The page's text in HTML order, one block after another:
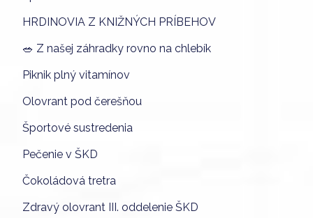
HRDINOVIA Z KNIŽNÝCH PRÍBEHOV
🥗 Z našej záhradky rovno na chlebík
Piknik plný vitamínov
Olovrant pod čerešňou
Športové sustredenia
Pečenie v ŠKD
Čokoládová tretra
Zdravý olovrant III. oddelenie ŠKD